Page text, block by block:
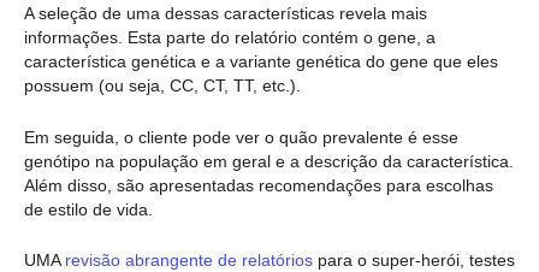
A seleção de uma dessas características revela mais
informações. Esta parte do relatório contém o gene, a
característica genética e a variante genética do gene que eles
possuem (ou seja, CC, CT, TT, etc.).
Em seguida, o cliente pode ver o quão prevalente é esse
genótipo na população em geral e a descrição da característica.
Além disso, são apresentadas recomendações para escolhas
de estilo de vida.
UMArevisão abrangente de relatórios para o super-herói, testes